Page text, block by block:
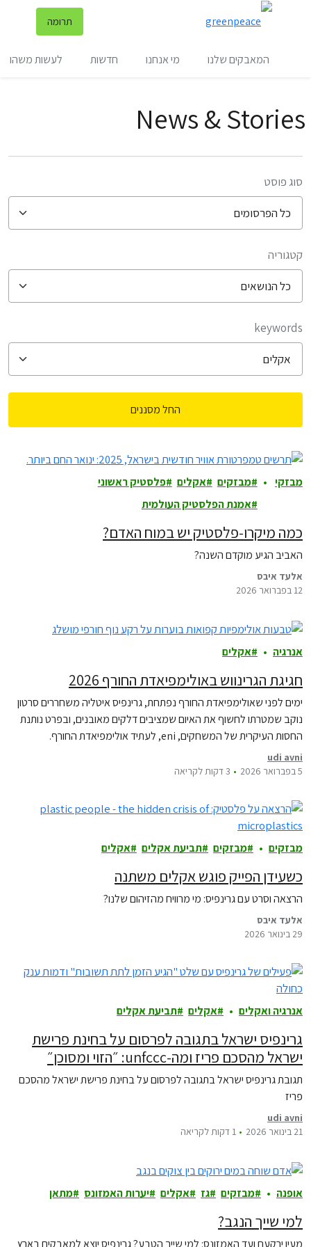
תרומה
המאבקים שלנו מי אנחנו חדשות לעשות משהו
News & Stories
סוג פוסט
קטגוריה
keywords
החל מסננים
filtered results
מבזקי
מבזקים אקלים
פלסטיק ראשוני
אמנת הפלסטיק העולמית
כמה מיקרו-פלסטיק יש במוח האדם?
האביב הגיע מוקדם השנה?
אלעד איבס
12 בפברואר 2026
אנרגיה אקלים
חגיגת הגרינווש באולימפיאדת החורף 2026
ימים לפני שאולימפיאדת החורף נפתחת, גרינפיס איטליה משחררים סרטון
נוקב שמטרתו לחשוף את האיום שמציבים דלקים מאובנים, ובפרט נותנת
החסות העיקרית של המשחקים, eni, לעתיד אולימפיאדת החורף.
udi avni
5 בפברואר 2026
3 דקות לקריאה
מבזקים מבזקים תביעת אקלים אקלים
כשעידן הפייק פוגש אקלים משתנה
הרצאה וסרט עם גרינפיס: מי מרוויח מהזיהום שלנו?
אלעד איבס
29 בינואר 2026
אנרגיה ואקלים אקלים תביעת אקלים
גרינפיס ישראל בתגובה לפרסום על בחינת פרישת
ישראל מהסכם פריז ומה-unfccc: ״הזוי ומסוכן״
תגובת גרינפיס ישראל בתגובה לפרסום על בחינת פרישת ישראל מהסכם
פריז
udi avni
21 בינואר 2026
1 דקות לקריאה
אופנה מבזקים גז אקלים יערות האמזונס מתאן
למי שייך הנגב?
מעין ירקעם ועד האמזונס: למי שייך הטבע? גרינפיס יוצא למאבקים בארץ